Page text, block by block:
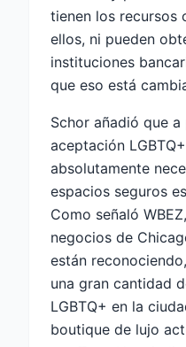
tienen los recursos
ellos, ni pueden
instituciones
que eso está
Schor añadió que
aceptación
absolutamente
espacios seguros
Como señaló
negocios de
están
una gran cantidad
LGBTQ+ en la
boutique de lujo